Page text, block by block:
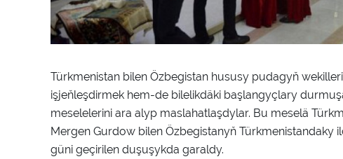
Türkmenistan bilen Özbegistan hususy pudagyň
işjeňleşdirmek hem-de bilelikdäki başlangyçlary
meselelerini ara alyp maslahatlaşdylar. Bu meselä
Mergen Gurdow bilen Özbegistanyň Türkmenistandaky
güni geçirilen duşuşykda garaldy.